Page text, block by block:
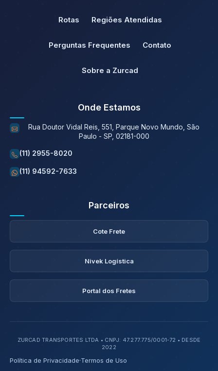
Rotas Regiões Atendidas
Perguntas Frequentes Contato
Sobre a Zurcad
Onde Estamos
Rua Doutor Vidal Reis, 551, Parque Novo Mundo, São
Paulo - SP, 02181-000
(11) 2955-8020
(11) 94592-7633
Parceiros
Cote Frete
Nivek Logística
Portal dos Fretes
ZURCAD TRANSPORTES LTDA • CNPJ: 47.277.775/0001-72 • DESDE
2022
Política de Privacidade·Termos de Uso